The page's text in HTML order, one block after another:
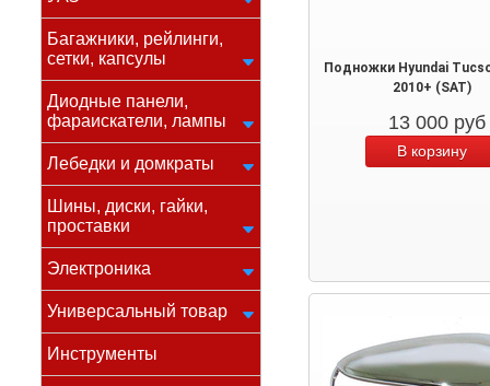
Багажники, рейлинги,
сетки, капсулы
Диодные панели,
фараискатели, лампы
Лебедки и домкраты
Шины, диски, гайки,
проставки
Электроника
Универсальный товар
Инструменты
Подножки Hyundai
2010+ (SAT)
13 000 руб